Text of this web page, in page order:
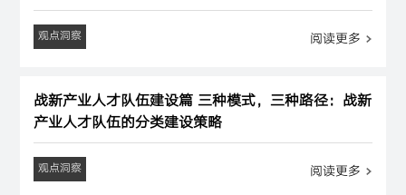
观点洞察 阅读更多
战新产业人才队伍建设篇 三种模式，三种路径：战新
产业人才队伍的分类建设策略
观点洞察 阅读更多